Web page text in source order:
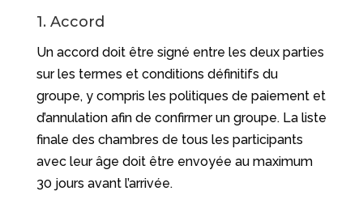
1. Accord
Un accord doit être signé entre les deux parties
sur les termes et conditions définitifs du
groupe, y compris les politiques de paiement et
d’annulation afin de confirmer un groupe. La liste
finale des chambres de tous les participants
avec leur âge doit être envoyée au maximum
30 jours avant l’arrivée.